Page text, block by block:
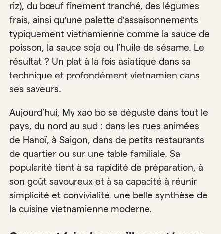
riz), du bœuf finement tranché, des légumes
frais, ainsi qu’une palette d’assaisonnements
typiquement vietnamienne comme la sauce de
poisson, la sauce soja ou l’huile de sésame. Le
résultat ? Un plat à la fois asiatique dans sa
technique et profondément vietnamien dans
ses saveurs.
Aujourd’hui, My xao bo se déguste dans tout le
pays, du nord au sud : dans les rues animées
de Hanoï, à Saigon, dans de petits restaurants
de quartier ou sur une table familiale. Sa
popularité tient à sa rapidité de préparation, à
son goût savoureux et à sa capacité à réunir
simplicité et convivialité, une belle synthèse de
la cuisine vietnamienne moderne.